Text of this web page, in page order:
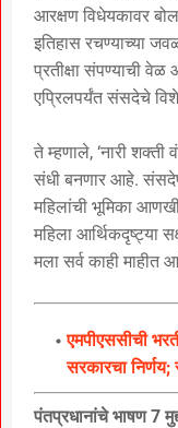
आरक्षण विधेयकावर
इतिहास रचण्याच्या
प्रतीक्षा संपण्याची
एप्रिलपर्यंत संसदेचे
ते म्हणाले, ‘नारी शक्ती
संधी बनणार आहे.
महिलांची भूमिका
महिला आर्थिकदृष्ट्या
मला सर्व काही माहीत
एमपीएससीची
सरकारचा
पंतप्रधानांचे भाषण 7